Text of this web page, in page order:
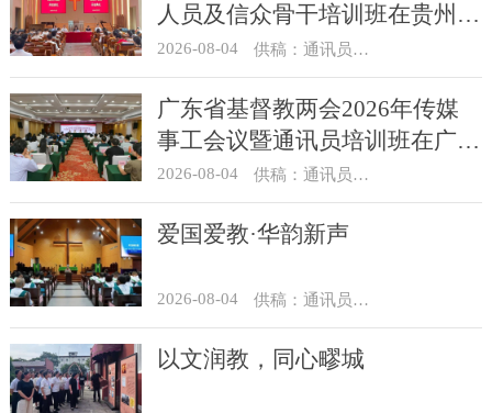
人员及信众骨干培训班在贵州圣
经学校举办
2026-08-04 供稿：通讯员 杨菁
广东省基督教两会2026年传媒
事工会议暨通讯员培训班在广州
举办
2026-08-04 供稿：通讯员 汪浩
爱国爱教·华韵新声
2026-08-04 供稿：通讯员 景健美
以文润教，同心疁城